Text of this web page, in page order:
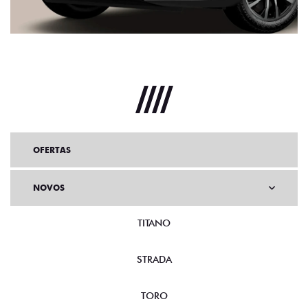
OFERTAS
NOVOS
TITANO
STRADA
TORO